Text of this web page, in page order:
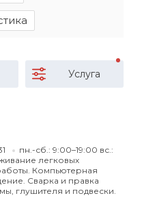
Услуга
пн.-сб.: 9:00–19:00 вс.:
легковых
Компьютерная
Сварка и правка
глушителя и подвески.